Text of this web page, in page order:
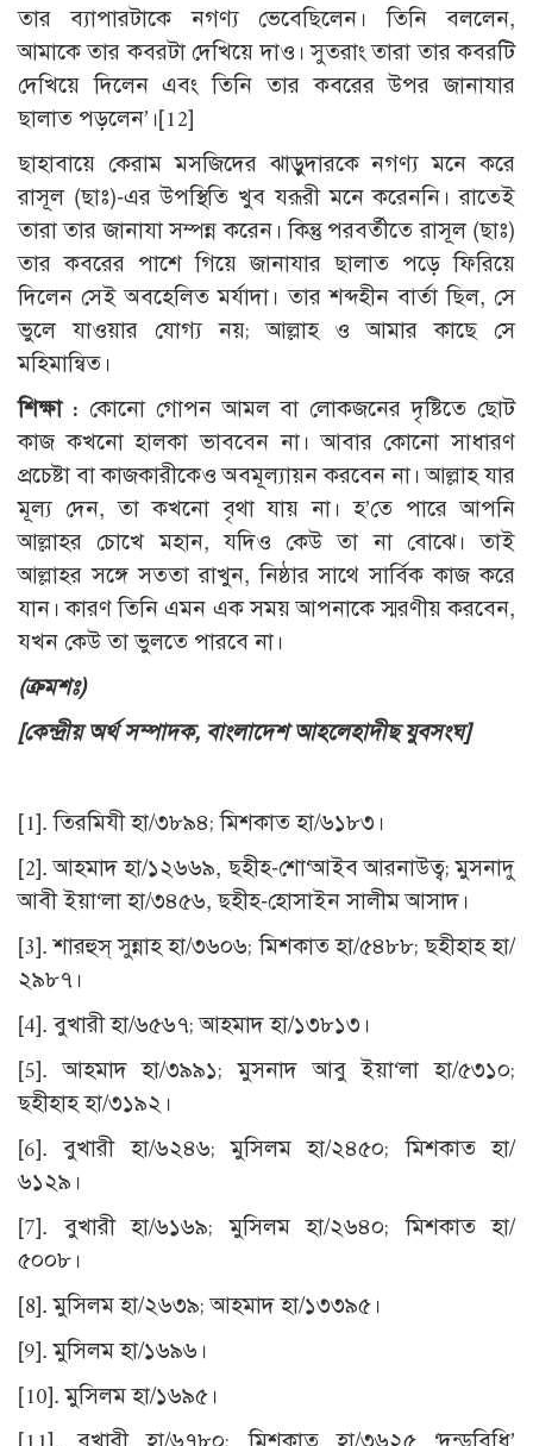
তার ব্যাপারটাকে নগণ্য ভেবেছিলেন। তিনি বললেন,
আমাকে তার কবরটা দেখিয়ে দাও। সুতরাং তারা তার কবরটি
দেখিয়ে দিলেন এবং তিনি তার কবরের উপর জানাযার
ছালাত পড়লেন’।[12]
ছাহাবায়ে কেরাম মসজিদের ঝাড়ুদারকে নগণ্য মনে করে
রাসূল (ছাঃ)-এর উপস্থিতি খুব যরূরী মনে করেননি। রাতেই
তারা তার জানাযা সম্পন্ন করেন। কিন্তু পরবর্তীতে রাসূল (ছাঃ)
তার কবরের পাশে গিয়ে জানাযার ছালাত পড়ে ফিরিয়ে
দিলেন সেই অবহেলিত মর্যাদা। তার শব্দহীন বার্তা ছিল, সে
ভুলে যাওয়ার যোগ্য নয়; আল্লাহ ও আমার কাছে সে
মহিমান্বিত।
শিক্ষা : কোনো গোপন আমল বা লোকজনের দৃষ্টিতে ছোট
কাজ কখনো হালকা ভাববেন না। আবার কোনো সাধারণ
প্রচেষ্টা বা কাজকারীকেও অবমূল্যায়ন করবেন না। আল্লাহ যার
মূল্য দেন, তা কখনো বৃথা যায় না। হ’তে পারে আপনি
আল্লাহর চোখে মহান, যদিও কেউ তা না বোঝে। তাই
আল্লাহর সঙ্গে সততা রাখুন, নিষ্ঠার সাথে সার্বিক কাজ করে
যান। কারণ তিনি এমন এক সময় আপনাকে স্মরণীয় করবেন,
যখন কেউ তা ভুলতে পারবে না।
(ক্রমশঃ)
[কেন্দ্রীয় অর্থ সম্পাদক, বাংলাদেশ আহলেহাদীছ যুবসংঘ]
[1]. তিরমিযী হা/৩৮৯৪; মিশকাত হা/৬১৮৩।
[2]. আহমাদ হা/১২৬৬৯, ছহীহ-শো‘আইব আরনাউত্ব; মুসনাদু
আবী ইয়া‘লা হা/৩৪৫৬, ছহীহ-হোসাইন সালীম আসাদ।
[3]. শারহুস্ সুন্নাহ হা/৩৬০৬; মিশকাত হা/৫৪৮৮; ছহীহাহ হা/
২৯৮৭।
[4]. বুখারী হা/৬৫৬৭; আহমাদ হা/১৩৮১৩।
[5]. আহমাদ হা/৩৯৯১; মুসনাদ আবু ইয়া‘লা হা/৫৩১০;
ছহীহাহ হা/৩১৯২।
[6]. বুখারী হা/৬২৪৬; মুসিলম হা/২৪৫০; মিশকাত হা/
৬১২৯।
[7]. বুখারী হা/৬১৬৯; মুসিলম হা/২৬৪০; মিশকাত হা/
৫০০৮।
[8]. মুসিলম হা/২৬৩৯; আহমাদ হা/১৩৩৯৫।
[9]. মুসিলম হা/১৬৯৬।
[10]. মুসিলম হা/১৬৯৫।
[11]. বুখারী হা/৬৭৮০; মিশকাত হা/৩৬২৫ ‘দন্ডবিধি’